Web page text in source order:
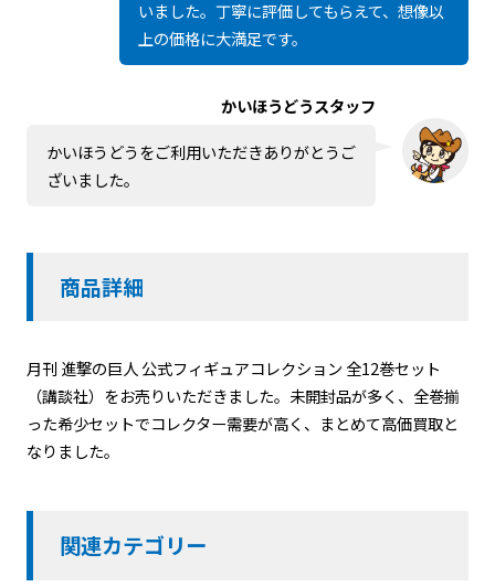
いました。丁寧に評価してもらえて、想像以
上の価格に大満足です。
かいほうどうスタッフ
かいほうどうをご利用いただきありがとうご
ざいました。
商品詳細
月刊 進撃の巨人 公式フィギュアコレクション 全12巻セット
（講談社）をお売りいただきました。未開封品が多く、全巻揃
った希少セットでコレクター需要が高く、まとめて高価買取と
なりました。
関連カテゴリー